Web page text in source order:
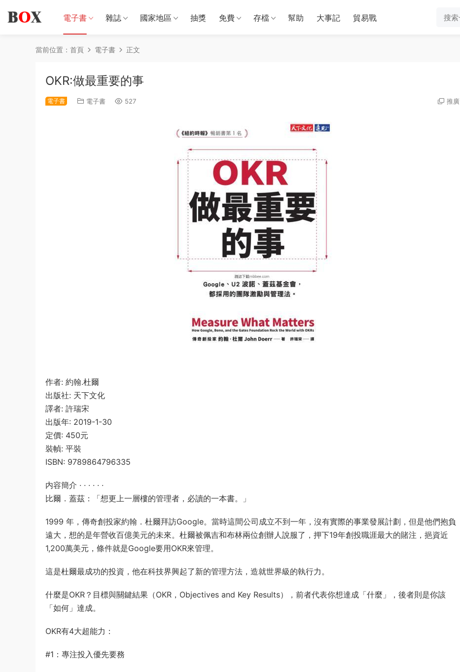
電子書 雜誌 國家地區 抽獎 免費 存檔 幫助 大事記 貿易戰
當前位置： 首頁 電子書 正文
OKR:做最重要的事
電子書 電子書 527 推廣
作者: 約翰.杜爾
出版社: 天下文化
譯者: 許瑞宋
出版年: 2019-1-30
定價: 450元
裝幀: 平裝
ISBN: 9789864796335
内容簡介 · · · · · ·
比爾．蓋茲：「想更上一層樓的管理者，必讀的一本書。」
1999 年，傳奇創投家約翰．杜爾拜訪Google。當時這間公司成立不到一年，沒有實際的事業發展計劃，但是他們抱負
遠大，想的是年營收百億美元的未來。杜爾被佩吉和布林兩位創辦人說服了，押下19年創投職涯最大的賭注，挹資近
1,200萬美元，條件就是Google要用OKR來管理。
這是杜爾最成功的投資，他在科技界興起了新的管理方法，造就世界級的執行力。
什麼是OKR？目標與關鍵結果（OKR，Objectives and Key Results），前者代表你想達成「什麼」，後者則是你該
「如何」達成。
OKR有4大超能力：
#1：專注投入優先要務